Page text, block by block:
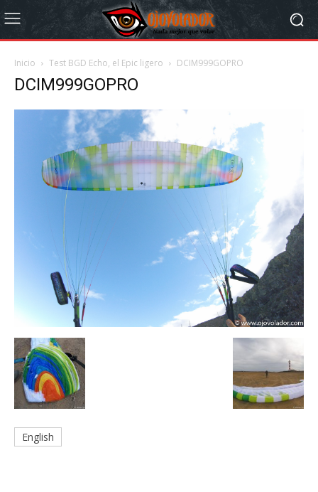
Inicio Test BGD Echo, el Epic ligero DCIM999GOPRO
DCIM999GOPRO
English